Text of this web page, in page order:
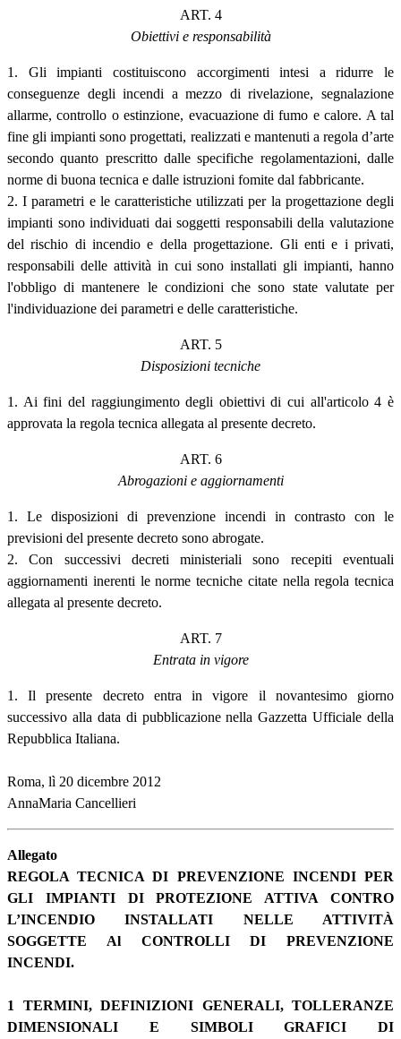
ART. 4
Obiettivi e responsabilità
1. Gli impianti costituiscono accorgimenti intesi a ridurre le
conseguenze degli incendi a mezzo di rivelazione, segnalazione
allarme, controllo o estinzione, evacuazione di fumo e calore. A tal
fine gli impianti sono progettati, realizzati e mantenuti a regola d’arte
secondo quanto prescritto dalle specifiche regolamentazioni, dalle
norme di buona tecnica e dalle istruzioni fomite dal fabbricante.
2. I parametri e le caratteristiche utilizzati per la progettazione degli
impianti sono individuati dai soggetti responsabili della valutazione
del rischio di incendio e della progettazione. Gli enti e i privati,
responsabili delle attività in cui sono installati gli impianti, hanno
l'obbligo di mantenere le condizioni che sono state valutate per
l'individuazione dei parametri e delle caratteristiche.
ART. 5
Disposizioni tecniche
1. Ai fini del raggiungimento degli obiettivi di cui all'articolo 4 è
approvata la regola tecnica allegata al presente decreto.
ART. 6
Abrogazioni e aggiornamenti
1. Le disposizioni di prevenzione incendi in contrasto con le
previsioni del presente decreto sono abrogate.
2. Con successivi decreti ministeriali sono recepiti eventuali
aggiornamenti inerenti le norme tecniche citate nella regola tecnica
allegata al presente decreto.
ART. 7
Entrata in vigore
1. Il presente decreto entra in vigore il novantesimo giorno
successivo alla data di pubblicazione nella Gazzetta Ufficiale della
Repubblica Italiana.
Roma, lì 20 dicembre 2012
AnnaMaria Cancellieri
Allegato
REGOLA TECNICA DI PREVENZIONE INCENDI PER
GLI IMPIANTI DI PROTEZIONE ATTIVA CONTRO
L’INCENDIO INSTALLATI NELLE ATTIVITÀ
SOGGETTE Al CONTROLLI DI PREVENZIONE
INCENDI.
1 TERMINI, DEFINIZIONI GENERALI, TOLLERANZE
DIMENSIONALI E SIMBOLI GRAFICI DI